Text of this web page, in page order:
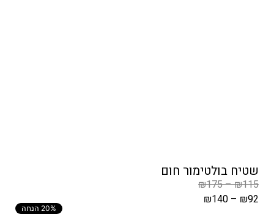
שטיח בולטימור חום
₪115
–
₪175
₪92
–
₪140
20% הנחה